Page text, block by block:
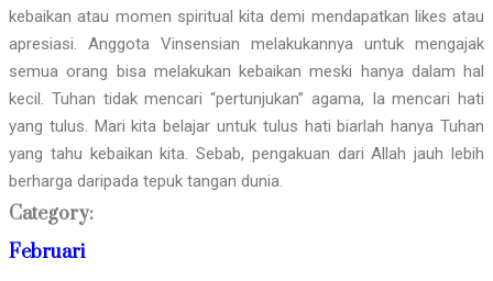
kebaikan atau momen spiritual kita demi mendapatkan likes atau
apresiasi. Anggota Vinsensian melakukannya untuk mengajak
semua orang bisa melakukan kebaikan meski hanya dalam hal
kecil. Tuhan tidak mencari “pertunjukan” agama, Ia mencari hati
yang tulus. Mari kita belajar untuk tulus hati biarlah hanya Tuhan
yang tahu kebaikan kita. Sebab, pengakuan dari Allah jauh lebih
berharga daripada tepuk tangan dunia.
Category:
Februari